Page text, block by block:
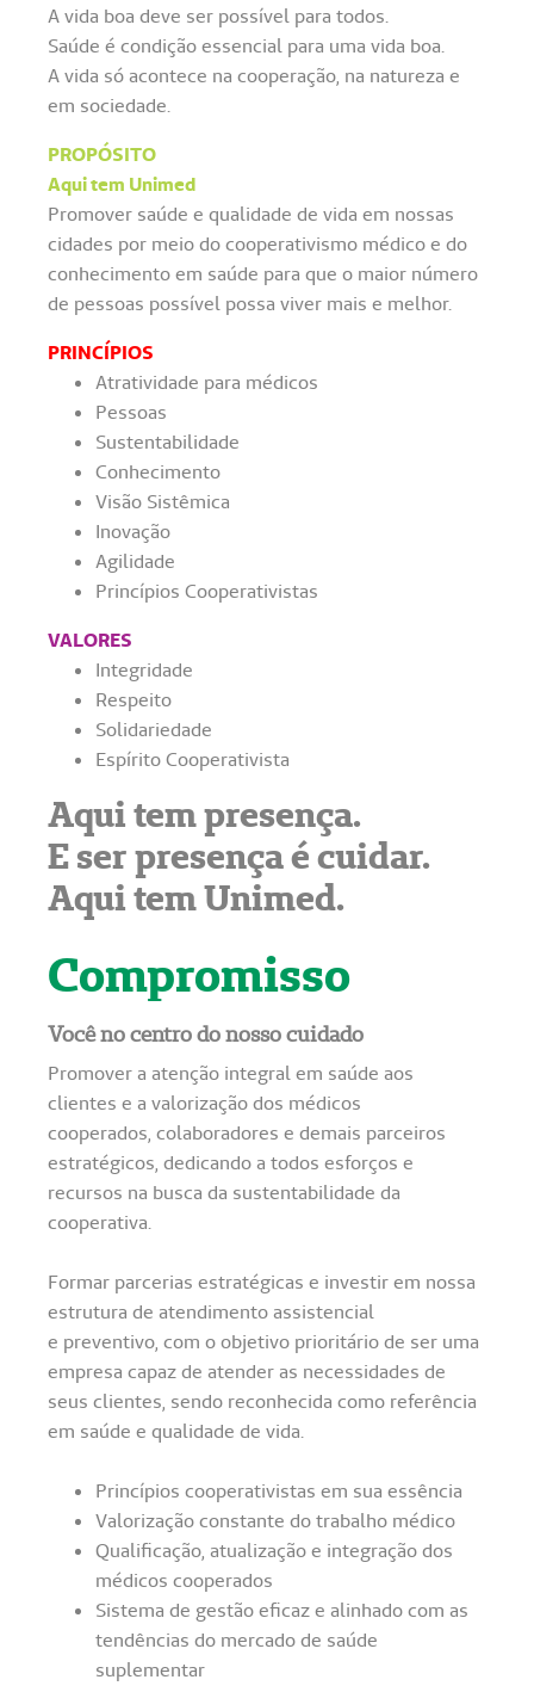
A vida boa deve ser possível para todos.
Saúde é condição essencial para uma vida boa.
A vida só acontece na cooperação, na natureza e
em sociedade.
PROPÓSITO
Aqui tem Unimed
Promover saúde e qualidade de vida em nossas
cidades por meio do cooperativismo médico e do
conhecimento em saúde para que o maior número
de pessoas possível possa viver mais e melhor.
PRINCÍPIOS
Atratividade para médicos
Pessoas
Sustentabilidade
Conhecimento
Visão Sistêmica
Inovação
Agilidade
Princípios Cooperativistas
VALORES
Integridade
Respeito
Solidariedade
Espírito Cooperativista
Aqui tem presença.
E ser presença e´ cuidar.
Aqui tem Unimed.
Compromisso
Você no centro do nosso cuidado
Promover a atenção integral em saúde aos
clientes e a valorização dos médicos
cooperados, colaboradores e demais parceiros
estratégicos, dedicando a todos esforços e
recursos na busca da sustentabilidade da
cooperativa.
Formar parcerias estratégicas e investir em nossa
estrutura de atendimento assistencial
e preventivo, com o objetivo prioritário de ser uma
empresa capaz de atender as necessidades de
seus clientes, sendo reconhecida como referência
em saúde e qualidade de vida.
Princípios cooperativistas em sua essência
Valorização constante do trabalho médico
Qualificação, atualização e integração dos
médicos cooperados
Sistema de gestão eficaz e alinhado com as
tendências do mercado de saúde
suplementar